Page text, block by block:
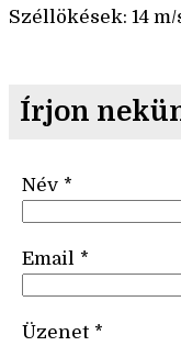
Széllökések: 14 m/
Írjon
Név *
Email *
Üzenet *